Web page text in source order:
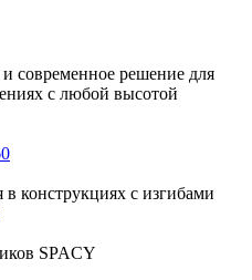
современное решение для
с любой высотой
конструкциях с изгибами
SPACY